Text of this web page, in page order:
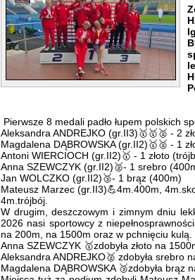
Pierwsze 8 medali padło łupem polskich
Aleksandra ANDREJKO (gr.II3)🥇🥇🥈 - 2
Magdalena DĄBROWSKA (gr.II2)🥇🥈 - 1
Antoni WIERCIOCH (gr.II2)🥇 - 1 złoto
Anna SZEWCZYK (gr.II2)🥈- 1 srebro
Jan WOLCZKO (gr.II2)🥉- 1 brąz (400m)
Mateusz Marzec (gr.II3)💪4m.400m,
4m.trójbój.
W drugim, deszczowym i zimnym dniu
2026 nasi sportowcy z
na 200m, na 1500m oraz w pchnięciu kulą.
Anna SZEWCZYK 🥇zdobyła złoto na
Aleksandra ANDREJKO🥈 zdobyła srebro
Magdalena DĄBROWSKA 🥉zdobyła brąz